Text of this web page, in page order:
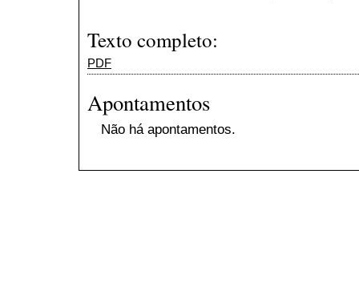
Texto completo:
PDF
Apontamentos
Não há apontamentos.